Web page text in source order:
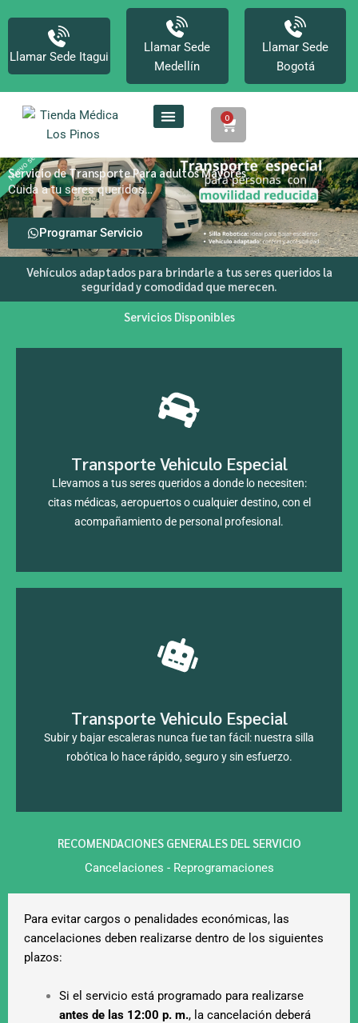
contenido
Llamar Sede Itagui
Llamar Sede
Medellín
Llamar Sede
Bogotá
0
Cart
Servicio de Transporte Para adultos Mayores
Cuida a tu seres queridos…
Programar Servicio
Vehículos adaptados para brindarle a tus seres queridos la
seguridad y comodidad que merecen.
Servicios Disponibles
Transporte Vehiculo Especial
Llevamos a tus seres queridos a donde lo necesiten:
citas médicas, aeropuertos o cualquier destino, con el
acompañamiento de personal profesional.
¡Reserva Ahora!
Transporte Vehiculo Especial
Subir y bajar escaleras nunca fue tan fácil: nuestra silla
robótica lo hace rápido, seguro y sin esfuerzo.
RECOMENDACIONES GENERALES DEL SERVICIO
Cancelaciones - Reprogramaciones
Para evitar cargos o penalidades económicas, las
cancelaciones deben realizarse dentro de los siguientes
plazos:
Si el servicio está programado para realizarse
antes de las 12:00 p. m., la cancelación deberá